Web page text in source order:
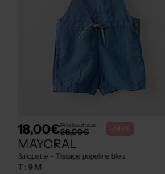
18,00€Prix boutique :
36,00€ -50%
MAYORAL
Salopette - Tissage popeline bleu
T : 9 M